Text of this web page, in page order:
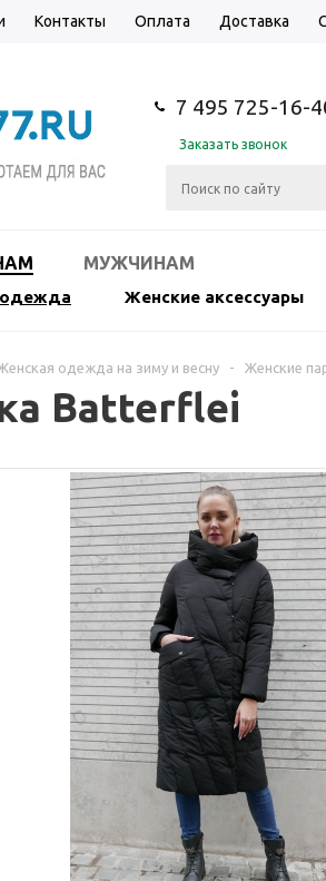
Контакты Оплата Доставка
7 495 725-16-
Заказать звонок
МУЖЧИНАМ
Женские аксессуары
одежда на зиму и весну - Женские
Batterflei